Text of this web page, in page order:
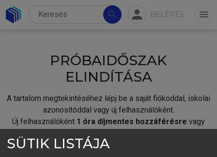
search person BELÉPÉS menu
PRÓBAIDŐSZAK
ELINDÍTÁSA
A tartalom megtekintéséhez lépj be a saját fiókoddal, iskolai
azonosítóddal vagy új felhasználóként.
Új felhasználóként 1 óra díjmentes hozzáférésre vagy
SÜTIK LISTÁJA